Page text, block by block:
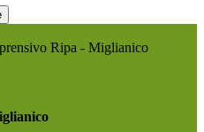
Ripa - Miglianico